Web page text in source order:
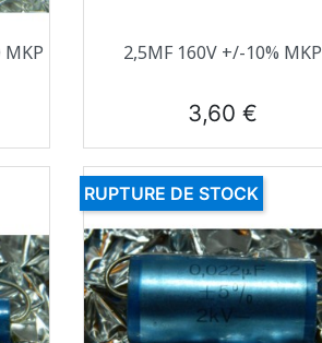
MKP  Aperçu rapide
2,5ΜF 160V +/-10% MKP
Prix
3,60 €
RUPTURE DE STOCK